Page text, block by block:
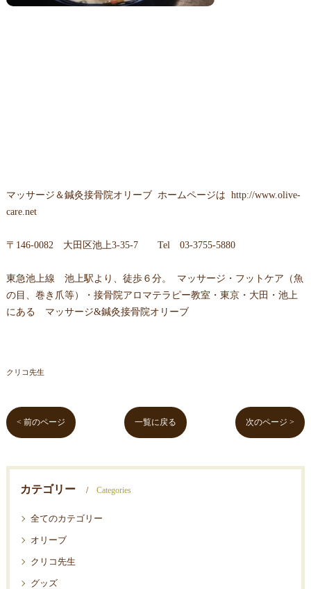
マッサージ＆鍼灸接骨院オリーブ ホームページは http://www.olive-
care.net
〒 146-0082 大田区池上3-35-7Tel 03-3755-5880
東急池上線 池上駅より、徒歩６分。 マッサージ・フットケア（魚
の目、巻き爪等）・接骨院アロマテラピー教室・東京・大田・池上
にある マッサージ&鍼灸接骨院オリーブ
クリコ先生
< 前のページ 一覧に戻る 次のページ >
カテゴリー Categories
全てのカテゴリー
オリーブ
クリコ先生
グッズ